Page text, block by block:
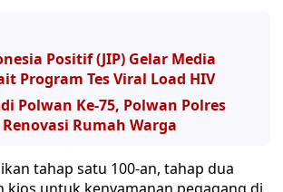
Positif (JIP) Gelar Media
Program Tes Viral Load HIV
Polwan Ke-75, Polwan Polres
Rumah Warga
tahap satu 100-an, tahap dua